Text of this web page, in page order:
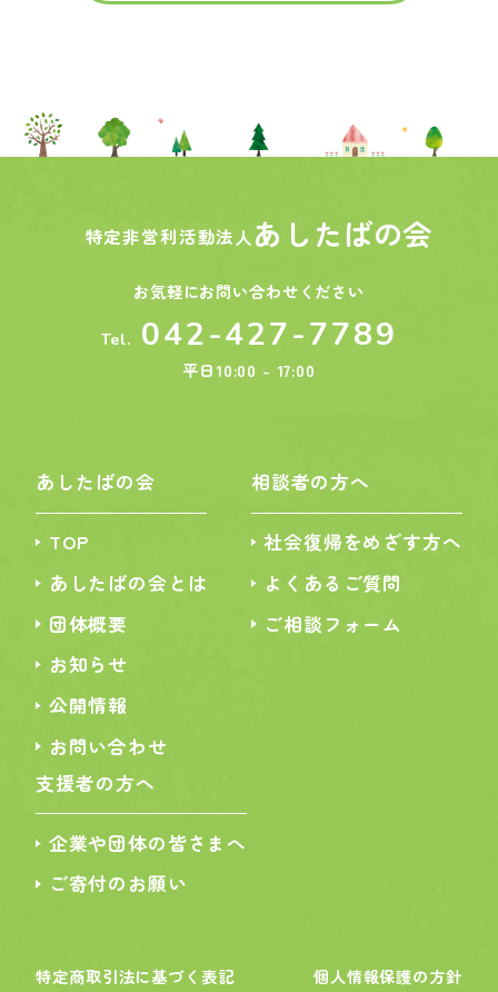
特定非営利活動法人 あしたばの会
お気軽にお問い合わせください
Tel. 042-427-7789
平日10:00 - 17:00
あしたばの会
TOP
あしたばの会とは
団体概要
お知らせ
公開情報
お問い合わせ
相談者の方へ
社会復帰をめざす方へ
よくあるご質問
ご相談フォーム
支援者の方へ
企業や団体の皆さまへ
ご寄付のお願い
特定商取引法に基づく表記 個人情報保護の方針